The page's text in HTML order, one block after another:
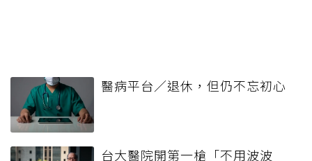
醫病平台／退休，但仍不忘初心
台大醫院開第一槍「不用波波